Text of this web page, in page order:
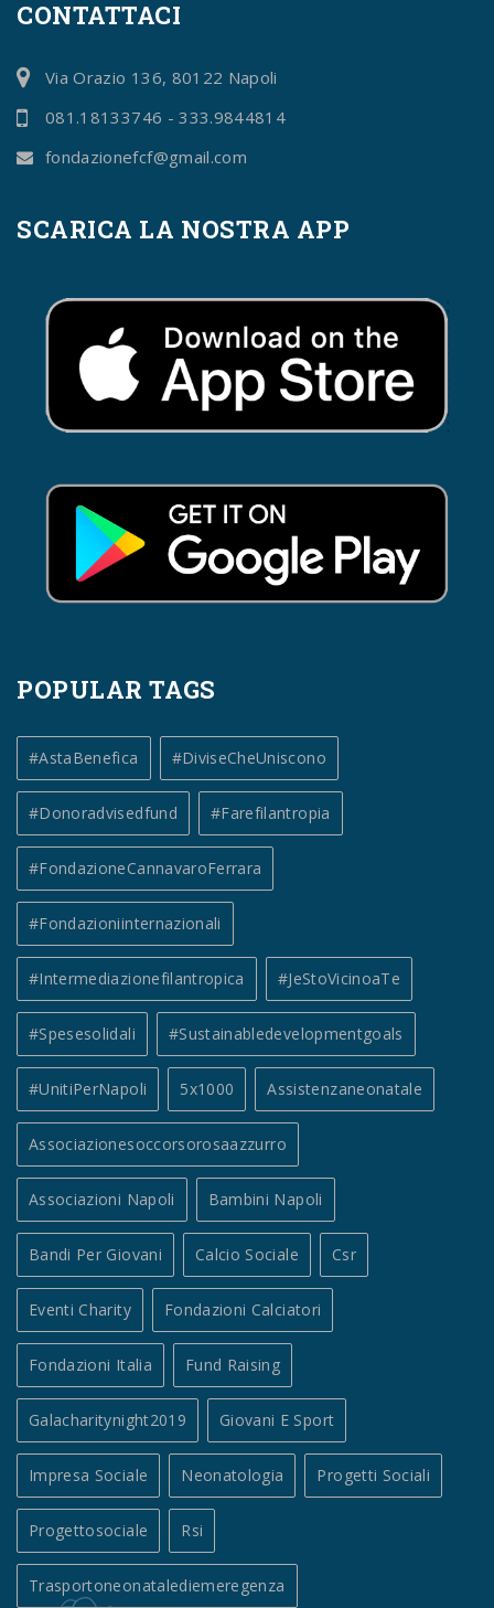
CONTATTACI
Via Orazio 136, 80122 Napoli
081.18133746 - 333.9844814
fondazionefcf@gmail.com
SCARICA LA NOSTRA APP
POPULAR TAGS
#AstaBenefica #DiviseCheUniscono
#donoradvisedfund #farefilantropia
#FondazioneCannavaroFerrara
#fondazioniinternazionali
#intermediazionefilantropica #JeStoVicinoaTe
#spesesolidali #sustainabledevelopmentgoals
#UnitiPerNapoli 5x1000 Assistenzaneonatale
Associazionesoccorsorosaazzurro
Associazioni Napoli Bambini Napoli
Bandi Per Giovani Calcio Sociale Csr
Eventi Charity Fondazioni Calciatori
Fondazioni Italia Fund Raising
Galacharitynight2019 Giovani E Sport
Impresa Sociale Neonatologia Progetti Sociali
Progettosociale Rsi
Trasportoneonatalediemeregenza